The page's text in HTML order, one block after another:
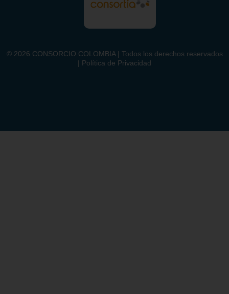
© 2026 CONSORCIO COLOMBIA | Todos los derechos reservados
| Política de Privacidad